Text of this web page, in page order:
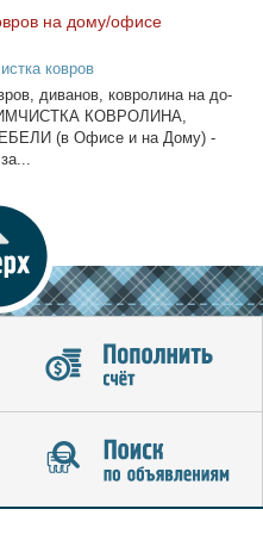
на до­му/офи­се
ковров
ди­ва­нов, ков­ро­ли­на на до­
КОВРОЛИНА,
(в Офи­се и на До­му) -